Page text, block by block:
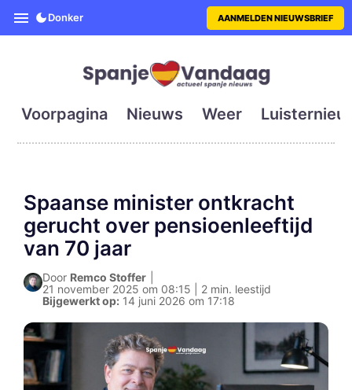
SpanjeVandaag is de eerste
Donker AANMELDEN NIEUWSBRIEF
Voorpagina Nieuws Weer
Spaanse minister ontkracht
gerucht over pensioenleeftijd
van 70 jaar
Door Remco Stoffer
21 november 2025 om 08:15 | 2 min. leestijd
Bijgewerkt op: 14 juni 2026 om 17:18